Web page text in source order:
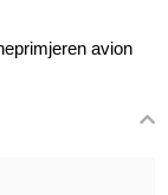
avion